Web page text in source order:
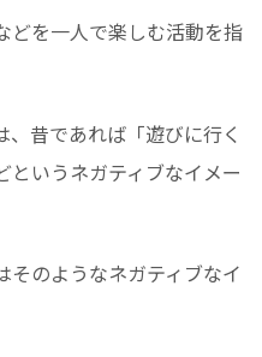
どを一人で楽しむ活動を指
昔であれば「遊びに行く
というネガティブなイメー
そのようなネガティブなイ